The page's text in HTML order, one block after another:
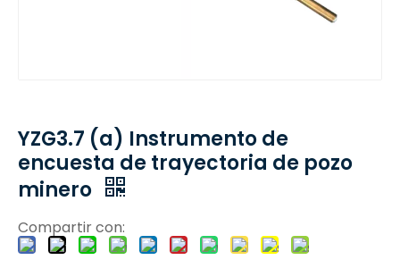
YZG3.7 (a) Instrumento de
encuesta de trayectoria de pozo
minero
Compartir con: